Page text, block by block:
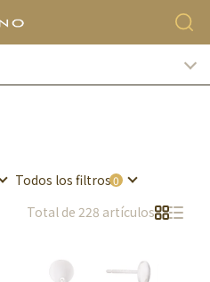
Todos los filtros
Total de 228 artículos